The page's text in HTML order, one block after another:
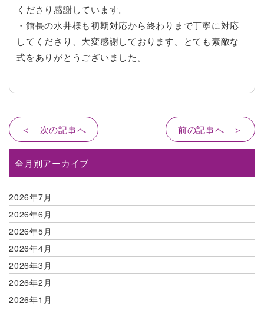
くださり感謝しています。
・館長の水井様も初期対応から終わりまで丁寧に対応
してくださり、大変感謝しております。とても素敵な
式をありがとうございました。
＜ 次の記事へ 前の記事へ ＞
全月別アーカイブ
2026年7月
2026年6月
2026年5月
2026年4月
2026年3月
2026年2月
2026年1月